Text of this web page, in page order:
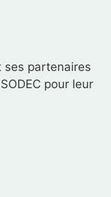
ses partenaires
pour leur